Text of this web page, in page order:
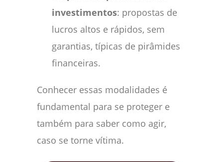
investimentos: propostas de
lucros altos e rápidos, sem
garantias, típicas de pirâmides
financeiras.
Conhecer essas modalidades é
fundamental para se proteger e
também para saber como agir,
caso se torne vítima.